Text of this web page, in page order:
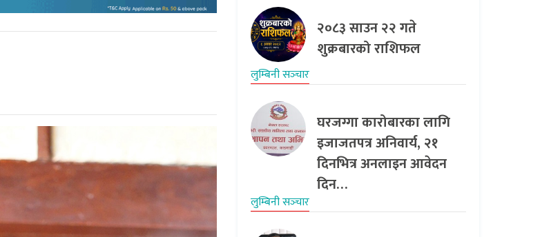
२०८३ साउन २२ गते
शुक्रबारको राशिफल
लुम्बिनी सञ्‍चार
घरजग्गा कारोबारका लागि
इजाजतपत्र अनिवार्य, २१
दिनभित्र अनलाइन आवेदन
दिन…
लुम्बिनी सञ्‍चार